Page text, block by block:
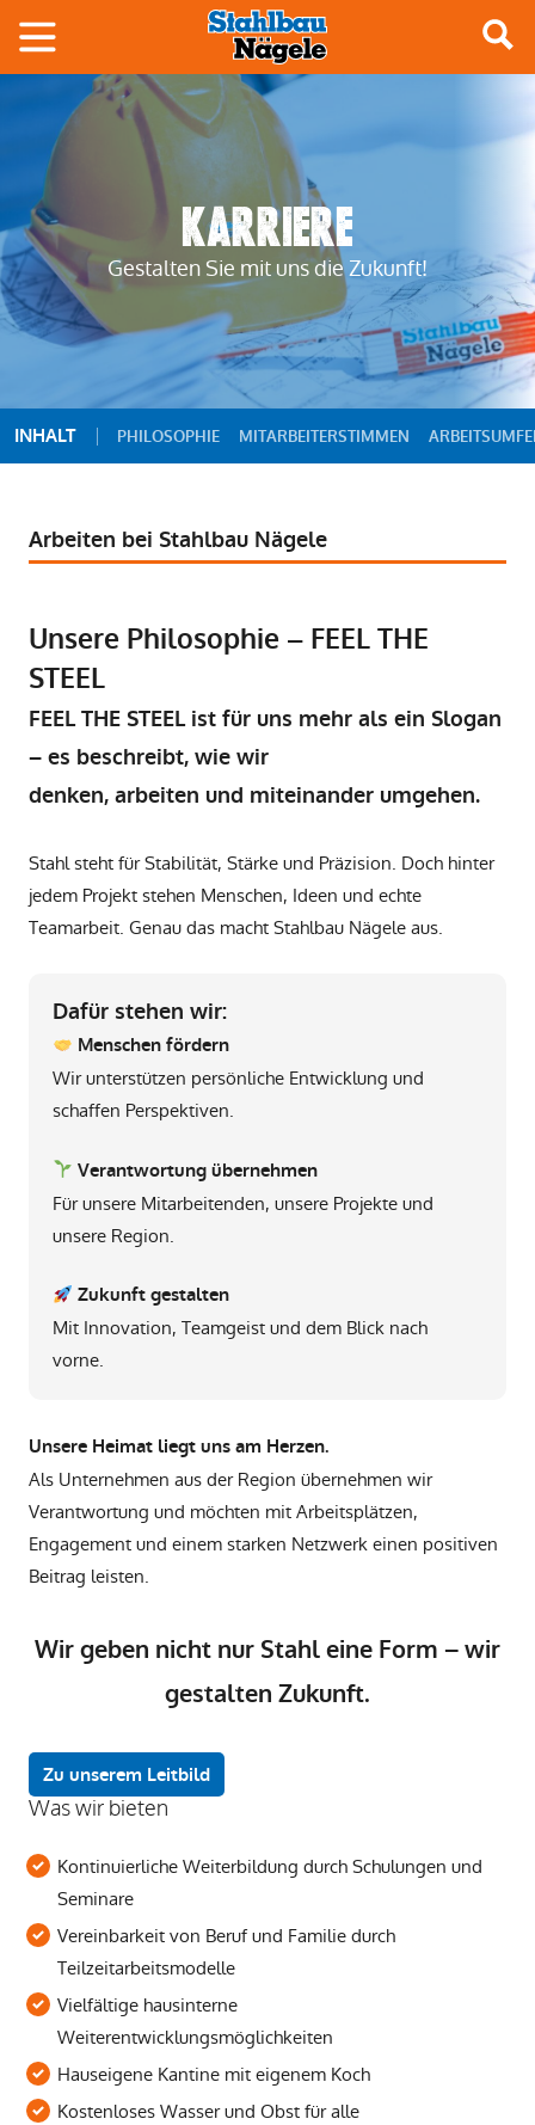
Karriere
Gestalten Sie mit uns die Zukunft!
INHALT PHILOSOPHIE MITARBEITERSTIMMEN
Arbeiten bei Stahlbau Nägele
Unsere Philosophie – FEEL THE
STEEL
FEEL THE STEEL ist für uns mehr als ein Slogan
– es beschreibt, wie wir
denken, arbeiten und miteinander umgehen.
Stahl steht für Stabilität, Stärke und Präzision. Doch hinter
jedem Projekt stehen Menschen, Ideen und echte
Teamarbeit. Genau das macht Stahlbau Nägele aus.
Dafür stehen wir:
Menschen fördern
Wir unterstützen persönliche Entwicklung und
schaffen Perspektiven.
Verantwortung übernehmen
Für unsere Mitarbeitenden, unsere Projekte und
unsere Region.
Zukunft gestalten
Mit Innovation, Teamgeist und dem Blick nach
vorne.
Unsere Heimat liegt uns am Herzen.
Als Unternehmen aus der Region übernehmen wir
Verantwortung und möchten mit Arbeitsplätzen,
Engagement und einem starken Netzwerk einen positiven
Beitrag leisten.
Wir geben nicht nur Stahl eine Form – wir
gestalten Zukunft.
Zu unserem Leitbild
Was wir bieten
Kontinuierliche Weiterbildung durch Schulungen und
Seminare
Vereinbarkeit von Beruf und Familie durch
Teilzeitarbeitsmodelle
Vielfältige hausinterne
Weiterentwicklungsmöglichkeiten
Hauseigene Kantine mit eigenem Koch
Kostenloses Wasser und Obst für alle